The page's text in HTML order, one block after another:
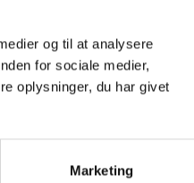
og til at analysere
for sociale medier,
oplysninger, du har givet
Marketing
Skruepæle® i
af cirkelbro og
ScrewFast Skruepæle®